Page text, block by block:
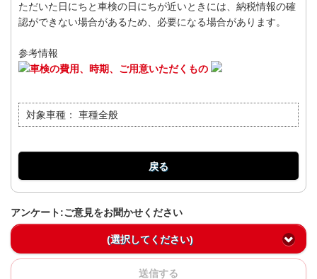
ただいた日にちと車検の日にちが近いときには、納税情報の確
認ができない場合があるため、必要になる場合があります。
参考情報
車検の費用、時期、ご用意いただくもの
対象車種： 車種全般
戻る
アンケート:ご意見をお聞かせください
(選択してください)
送信する